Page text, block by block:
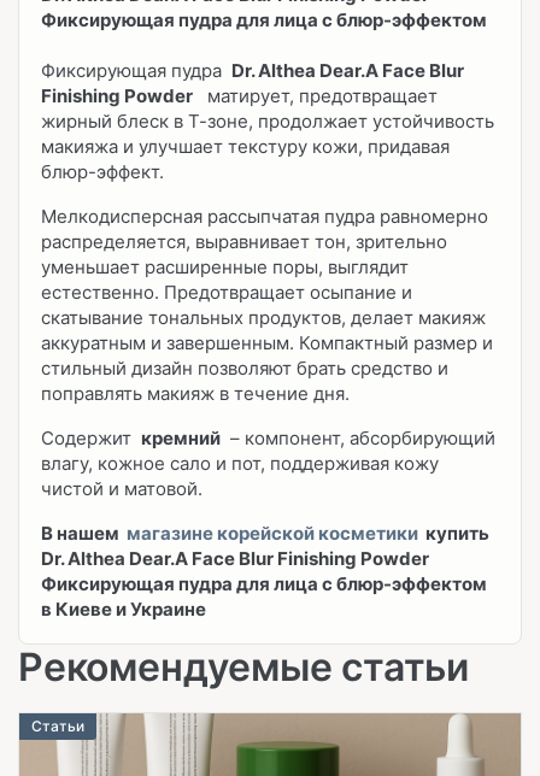
Фиксирующая пудра для лица с блюр-эффектом
Фиксирующая пудра Dr. Althea Dear.A Face Blur
Finishing Powder матирует, предотвращает
жирный блеск в Т-зоне, продолжает устойчивость
макияжа и улучшает текстуру кожи, придавая
блюр-эффект.
Мелкодисперсная рассыпчатая пудра равномерно
распределяется, выравнивает тон, зрительно
уменьшает расширенные поры, выглядит
естественно. Предотвращает осыпание и
скатывание тональных продуктов, делает макияж
аккуратным и завершенным. Компактный размер и
стильный дизайн позволяют брать средство и
поправлять макияж в течение дня.
Содержит кремний – компонент, абсорбирующий
влагу, кожное сало и пот, поддерживая кожу
чистой и матовой.
В нашем магазине корейской косметики купить
Dr. Althea Dear.A Face Blur Finishing Powder
Фиксирующая пудра для лица с блюр-эффектом
в Киеве и Украине
Рекомендуемые статьи
Статьи